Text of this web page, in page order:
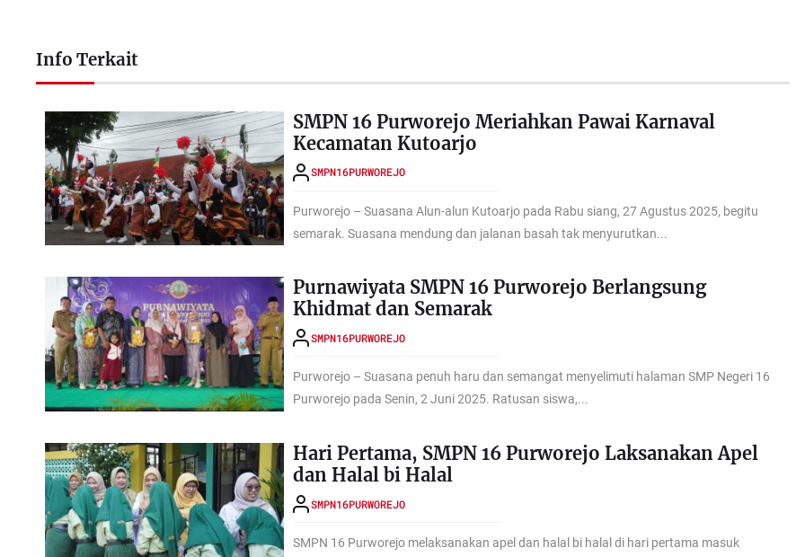
Info Terkait
SMPN 16 Purworejo Meriahkan Pawai Karnaval
Kecamatan Kutoarjo
SMPN16PURWOREJO
Purworejo – Suasana Alun-alun Kutoarjo pada Rabu siang, 27 Agustus 2025, begitu
semarak. Suasana mendung dan jalanan basah tak menyurutkan...
Purnawiyata SMPN 16 Purworejo Berlangsung
Khidmat dan Semarak
SMPN16PURWOREJO
Purworejo – Suasana penuh haru dan semangat menyelimuti halaman SMP Negeri 16
Purworejo pada Senin, 2 Juni 2025. Ratusan siswa,...
Hari Pertama, SMPN 16 Purworejo Laksanakan Apel
dan Halal bi Halal
SMPN16PURWOREJO
SMPN 16 Purworejo melaksanakan apel dan halal bi halal di hari pertama masuk